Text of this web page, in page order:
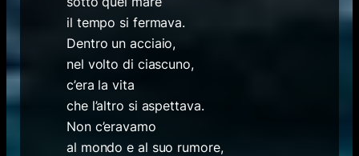
il tempo si fermava.
Dentro un acciaio,
nel volto di ciascuno,
c’era la vita
che l’altro si aspettava.
Non c’eravamo
al mondo e al suo rumore,